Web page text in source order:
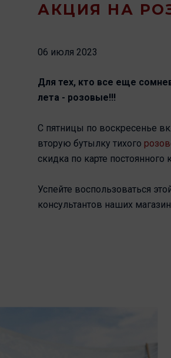
АКЦИЯ НА
06 июля 2023
Для тех, кто все еще
лета - розовые!!!
С пятницы по воскресенье
вторую бутылку тихого
скидка по карте
Успейте воспользоваться
консультантов наших